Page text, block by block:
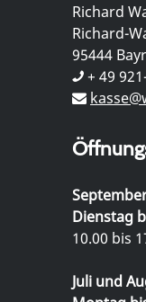
Richard
Richard-
95444
+ 49
Dienstag
10.00 bis
Juli und